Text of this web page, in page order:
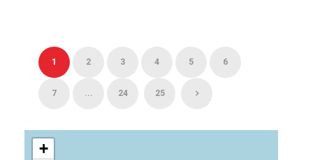
1 2 3 4 5 6
7 ... 24 25
+